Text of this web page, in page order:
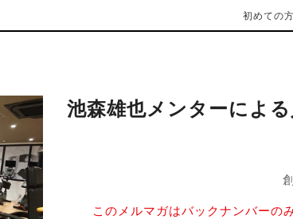
初めての
池森雄也メンターによ
このメルマガはバックナンバーの